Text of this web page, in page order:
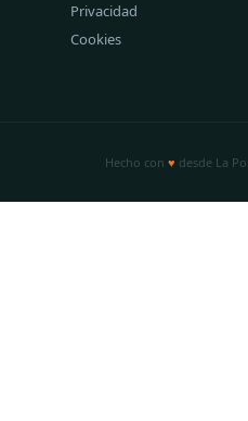
Privacidad
Cookies
Hecho con ♥ desde La